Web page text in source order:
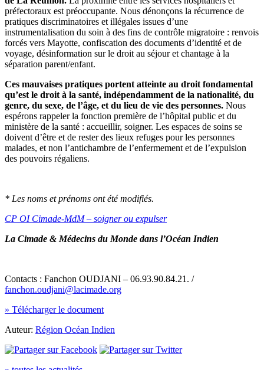
préfectoraux est préoccupante. Nous dénonçons la récurrence de
pratiques discriminatoires et illégales issues d’une
instrumentalisation du soin à des fins de contrôle migratoire : renvois
forcés vers Mayotte, confiscation des documents d’identité et de
voyage, désinformation sur le droit au séjour et chantage à la
séparation parent/enfant.
Ces mauvaises pratiques portent atteinte au droit fondamental
qu’est le droit à la santé, indépendamment de la nationalité, du
genre, du sexe, de l’âge, et du lieu de vie des personnes. Nous
espérons rappeler la fonction première de l’hôpital public et du
ministère de la santé : accueillir, soigner. Les espaces de soins se
doivent d’être et de rester des lieux refuges pour les personnes
malades, et non l’antichambre de l’enfermement et de l’expulsion
des pouvoirs régaliens.
* Les noms et prénoms ont été modifiés.
CP OI Cimade-MdM – soigner ou expulser
La Cimade & Médecins du Monde dans l’Océan Indien
Contacts : Fanchon OUDJANI – 06.93.90.84.21. /
fanchon.oudjani@lacimade.org
» Télécharger le document
Auteur: Région Océan Indien